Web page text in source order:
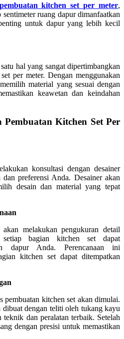
kitchen set per meter,
ruang dapur dimanfaatkan
untuk dapur yang lebih kecil
hal yang sangat dipertimbangkan
per meter. Dengan menggunakan
material yang sesuai dengan
keawetan dan keindahan
Pembuatan Kitchen Set Per
konsultasi dengan desainer
preferensi Anda. Desainer akan
desain dan material yang tepat
melakukan pengukuran detail
bagian kitchen set dapat
dapur Anda. Perencanaan ini
kitchen set dapat ditempatkan
pembuatan kitchen set akan dimulai.
dibuat dengan teliti oleh tukang kayu
teknik dan peralatan terbaik. Setelah
dengan presisi untuk memastikan